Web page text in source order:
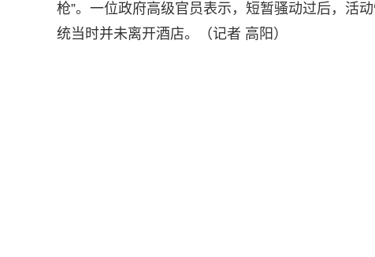
枪”。一位政府高级官员表示，短暂骚动过后，活
统当时并未离开酒店。（记者 高阳）